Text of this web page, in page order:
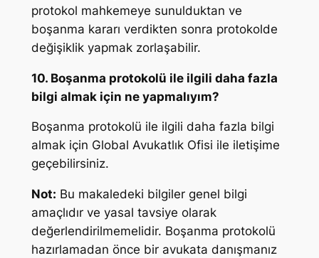
protokol mahkemeye sunulduktan ve
boşanma kararı verdikten sonra protokolde
değişiklik yapmak zorlaşabilir.
10. Boşanma protokolü ile ilgili daha fazla
bilgi almak için ne yapmalıyım?
Boşanma protokolü ile ilgili daha fazla bilgi
almak için Global Avukatlık Ofisi ile iletişime
geçebilirsiniz.
Not: Bu makaledeki bilgiler genel bilgi
amaçlıdır ve yasal tavsiye olarak
değerlendirilmemelidir. Boşanma protokolü
hazırlamadan önce bir avukata danışmanız